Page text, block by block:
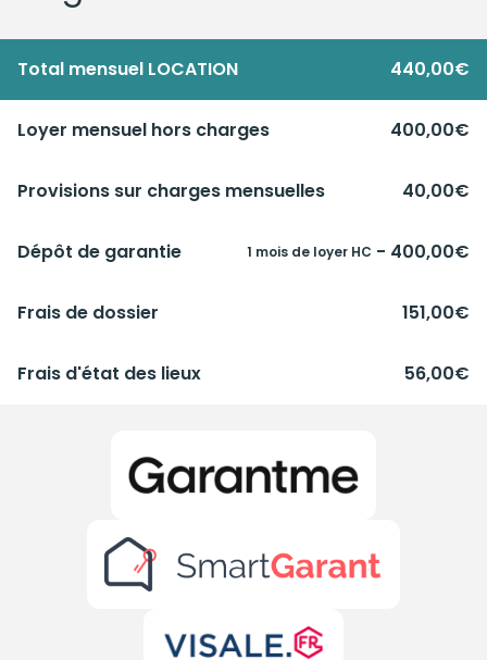
Total mensuel LOCATION 440,00€
Loyer mensuel hors charges 400,00€
Provisions sur charges mensuelles 40,00€
Dépôt de garantie 1 mois de loyer HC - 400,00€
Frais de dossier 151,00€
Frais d'état des lieux 56,00€